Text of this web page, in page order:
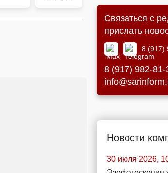
Связаться с
прислать
8 (917)
8 (917) 982-81-
Новости
30 июля 2026,